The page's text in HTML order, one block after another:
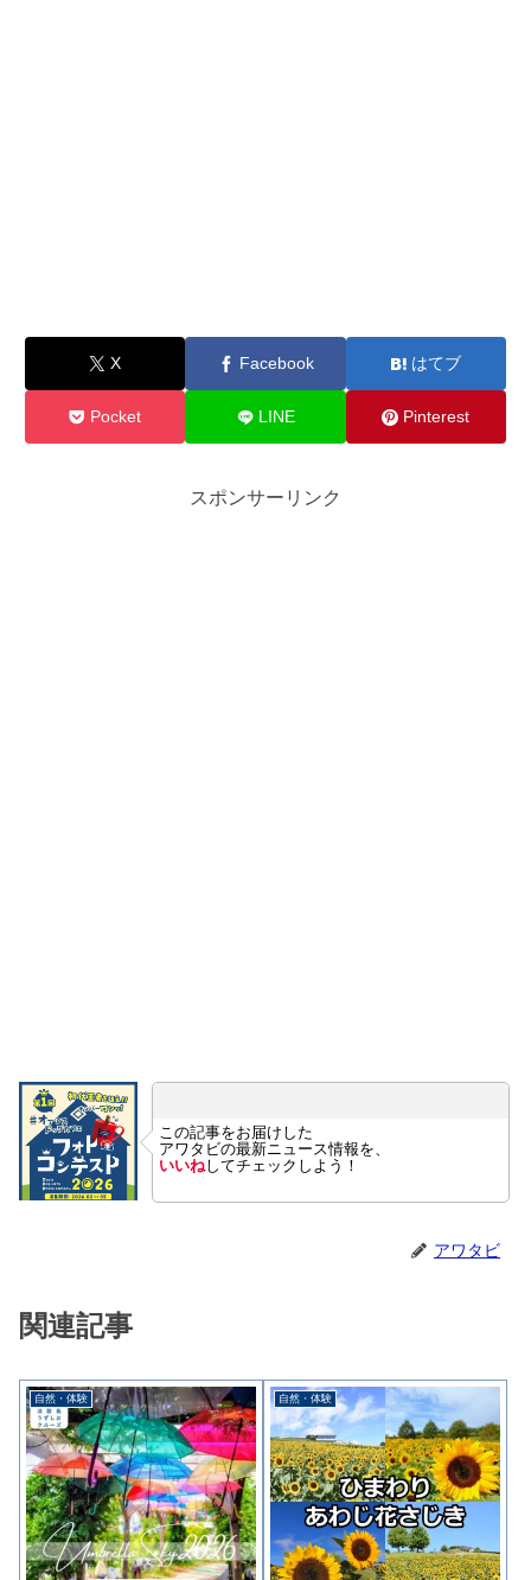
X Facebook はてブ
Pocket LINE Pinterest
スポンサーリンク
この記事をお届けした
アワタビの最新ニュース情報を、
いいねしてチェックしよう！
アワタビ
関連記事
自然・体験 自然・体験